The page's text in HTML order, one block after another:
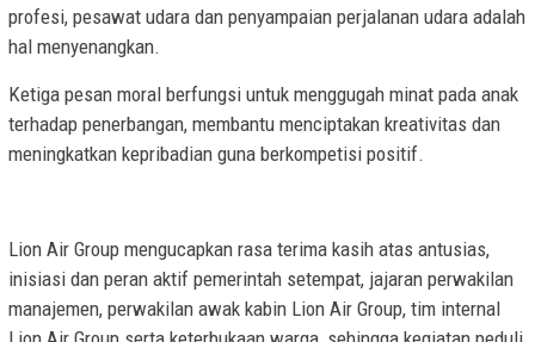
profesi, pesawat udara dan penyampaian perjalanan udara adalah
hal menyenangkan.
Ketiga pesan moral berfungsi untuk menggugah minat pada anak
terhadap penerbangan, membantu menciptakan kreativitas dan
meningkatkan kepribadian guna berkompetisi positif.
Lion Air Group mengucapkan rasa terima kasih atas antusias,
inisiasi dan peran aktif pemerintah setempat, jajaran perwakilan
manajemen, perwakilan awak kabin Lion Air Group, tim internal